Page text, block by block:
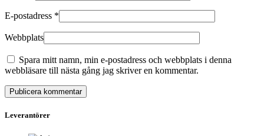
E-postadress *
Webbplats
Spara mitt namn, min e-postadress och webbplats i denna
webbläsare till nästa gång jag skriver en kommentar.
Publicera kommentar
Leverantörer